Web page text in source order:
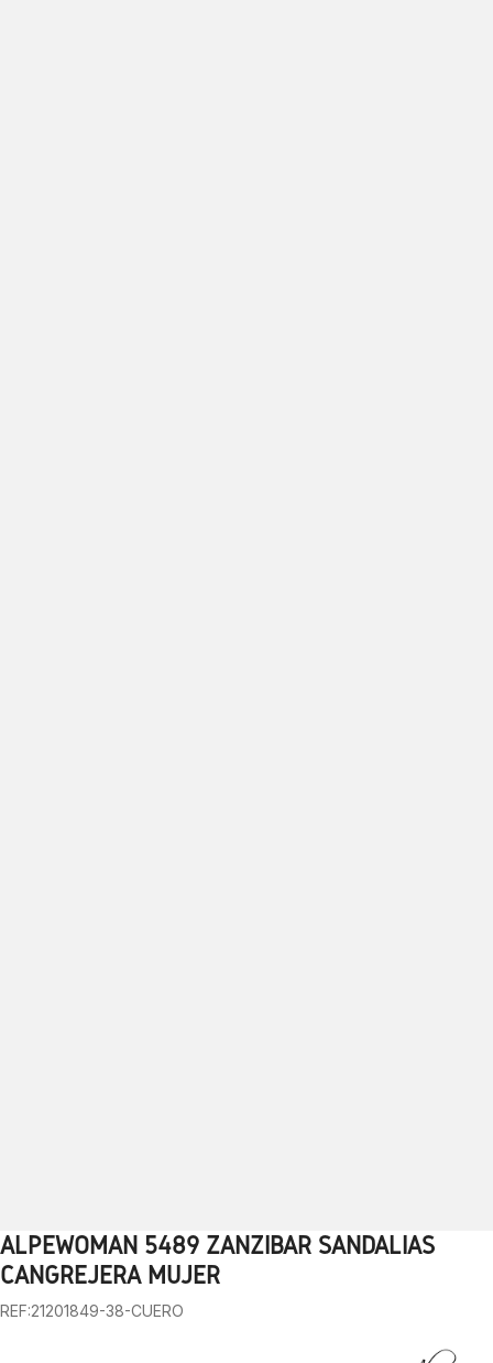
1 2 3 4 5 6 7 8 9 10
ALPEWOMAN 5489 ZANZIBAR SANDALIAS
CANGREJERA MUJER
REF:21201849-38-CUERO